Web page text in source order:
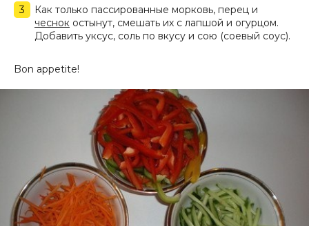
Как только пассированные морковь, перец и
чеснок остынут, смешать их с лапшой и огурцом.
Добавить уксус, соль по вкусу и сою (соевый соус).
Bon appetite!